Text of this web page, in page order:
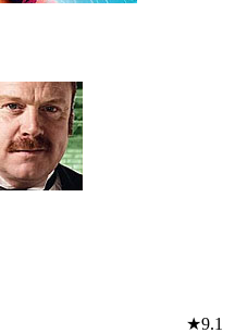
★9.1